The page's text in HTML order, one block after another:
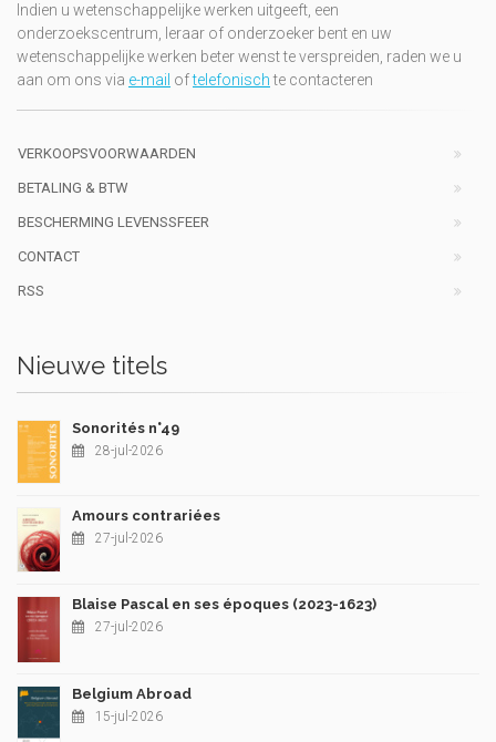
Indien u wetenschappelijke werken uitgeeft, een
onderzoekscentrum, leraar of onderzoeker bent en uw
wetenschappelijke werken beter wenst te verspreiden, raden we u
aan om ons via e-mail oftelefonischte contacteren
VERKOOPSVOORWAARDEN
BETALING & BTW
BESCHERMING LEVENSSFEER
CONTACT
RSS
Nieuwe titels
Sonorités n°49
28-jul-2026
Amours contrariées
27-jul-2026
Blaise Pascal en ses époques (2023-1623)
27-jul-2026
Belgium Abroad
15-jul-2026